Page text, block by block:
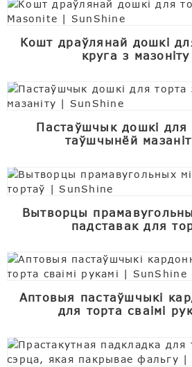
Кошт драўлянай дошкі
круга з
Пастаўшчык дошкі
таўшчынёй
Вытворцы
падставак для
Аптовыя пастаўшчыкі
для торта сваімі